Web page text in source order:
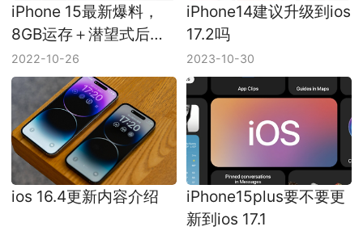
iPhone 15最新爆料，
8GB运存＋潜望式后置
镜头！
2022-10-26
iPhone14建议升级到ios
17.2吗
2023-10-30
ios 16.4更新内容介绍
iPhone15plus要不要更
新到ios 17.1